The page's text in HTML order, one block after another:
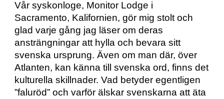
Vår syskonloge, Monitor Lodge i
Sacramento, Kalifornien, gör mig stolt och
glad varje gång jag läser om deras
ansträngningar att hylla och bevara sitt
svenska ursprung. Även om man där, över
Atlanten, kan känna till svenska ord, finns det
kulturella skillnader. Vad betyder egentligen
”faluröd” och varför älskar svenskarna att äta